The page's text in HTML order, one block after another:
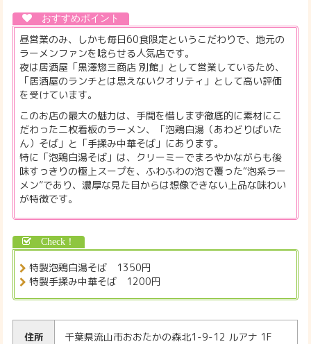
昼営業のみ、しかも毎日60食限定というこだわりで、地元の
ラーメンファンを唸らせる人気店です。
夜は居酒屋「黒澤惣三商店 別館」として営業しているため、
「居酒屋のランチとは思えないクオリティ」として高い評価
を受けています。
このお店の最大の魅力は、手間を惜しまず徹底的に素材にこ
だわった二枚看板のラーメン、「泡鶏白湯（あわどりぱいた
ん）そば」と「手揉み中華そば」にあります。
特に「泡鶏白湯そば」は、クリーミーでまろやかながらも後
味すっきりの極上スープを、ふわふわの泡で覆った“泡系ラー
メン”であり、濃厚な見た目からは想像できない上品な味わい
が特徴です。
特製泡鶏白湯そば 1350円
特製手揉み中華そば 1200円
住所 千葉県流山市おおたかの森北1-9-12 ルアナ 1F